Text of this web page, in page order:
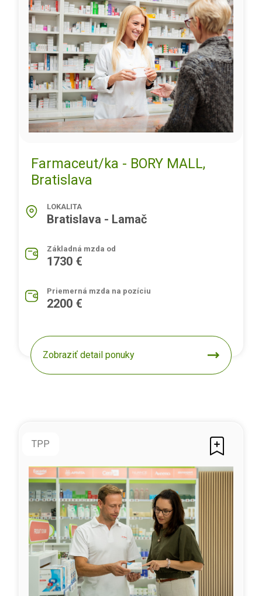
Farmaceut/ka - BORY MALL,
Bratislava
LOKALITA
Bratislava - Lamač
Základná mzda od
1730 €
Priemerná mzda na pozíciu
2200 €
Zobraziť detail ponuky
TPP